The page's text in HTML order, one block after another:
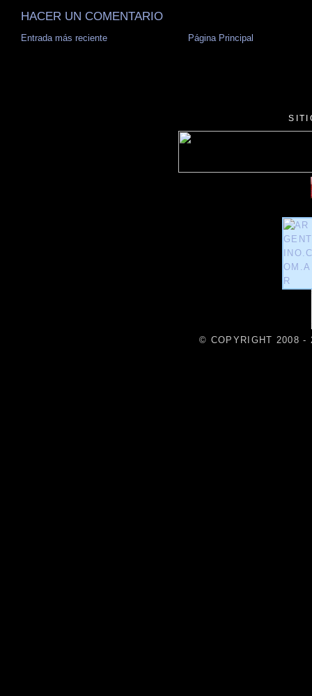
HACER UN COMENTARIO
Entrada más reciente Página Principal
© COPYRIGHT 2008